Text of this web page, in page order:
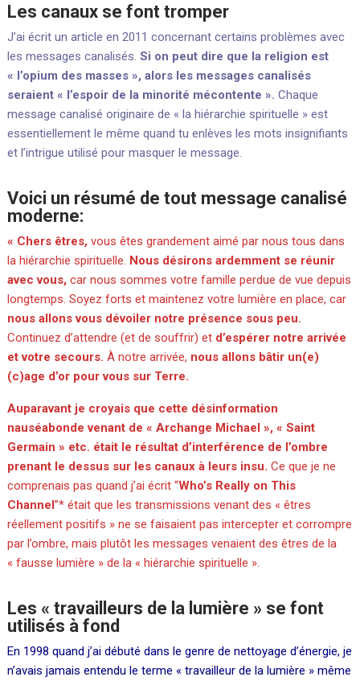
Les canaux se fonttromper
J’ai écrit un article en 2011 concernant certains problèmes avec
les messages canalisés.Si on peut dire que la religion est
« l’opium des masses », alors les messages canalisés
seraient « l’espoir de la minorité mécontente ».Chaque
message canalisé originaire de « la hiérarchie spirituelle » est
essentiellement le même quand tu enlèves les mots insignifiants
et l’intrigue utilisé pour masquer le message.
Voici un résumé de tout message canalisé
moderne:
« Chers êtres,vous êtes grandement aimé par nous tous dans
la hiérarchie spirituelle. Nous désirons ardemment se réunir
avec vous,car nous sommes votre famille perdue de vue depuis
longtemps. Soyez forts et maintenez votre lumière en place, car
nous allons vous dévoiler notre présence sous peu.
Continuez d’attendre (et de souffrir) et d’espérer notre arrivée
et votre secours.À notre arrivée, nous allons bâtir un(e)
(c)age d’or pour vous sur Terre.
Auparavant je croyais que cette désinformation
nauséabonde venant de « Archange Michael », « Saint
Germain » etc. était le résultat d’interférence de l’ombre
prenant le dessus sur les canaux à leurs insu.Ce que je ne
comprenais pas quand j’ai écrit “Who’s Really on This
Channel”* était que les transmissions venant des « êtres
réellement positifs » ne se faisaient pas intercepter et corrompre
par l’ombre, mais plutôt les messages venaient des êtres de la
« fausse lumière » de la « hiérarchie spirituelle ».
Les « travailleurs de la lumière » se font
utilisés à fond
En 1998 quand j’ai débuté dans le genre de nettoyage d’énergie, je
n’avais jamais entendu le terme « travailleur de la lumière » même